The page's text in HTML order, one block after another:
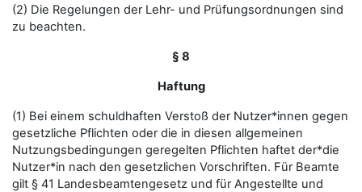
(2) Die Regelungen der Lehr- und Prüfungsordnungen sind
zu beachten.
§ 8
Haftung
(1) Bei einem schuldhaften Verstoß der Nutzer*innen gegen
gesetzliche Pflichten oder die in diesen allgemeinen
Nutzungsbedingungen geregelten Pflichten haftet der*die
Nutzer*in nach den gesetzlichen Vorschriften. Für Beamte
gilt § 41 Landesbeamtengesetz und für Angestellte und